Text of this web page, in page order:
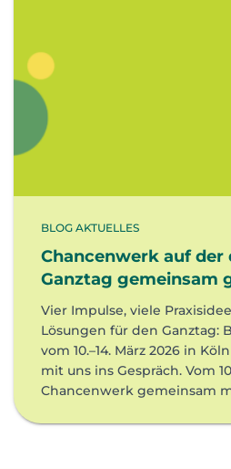
BLOG AKTUELLES
Chancenwerk auf der
Ganztag gemeinsam
Vier Impulse, viele
Lösungen für den Ganztag:
vom 10.–14. März 2026 in
mit uns ins Gespräch. Vom
Chancenwerk gemeinsam